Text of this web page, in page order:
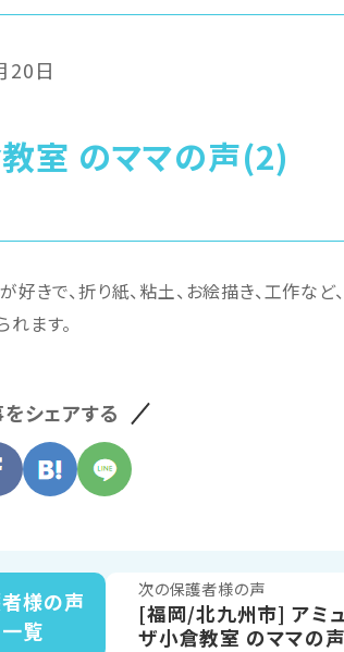
20日
室 のママの声(2)
きで、折り紙、粘土、お絵描き、工作など
ます。
シェアする
様の声
一覧
次の保護者様の声
[福岡/北九州市] アミ
ザ小倉教室 のママの